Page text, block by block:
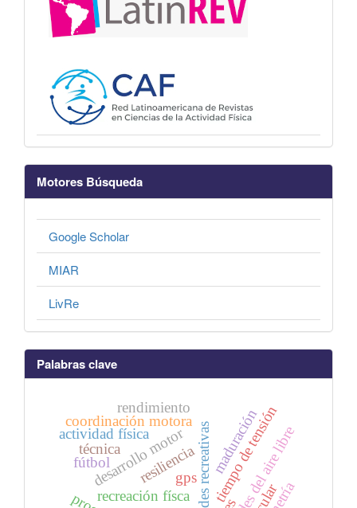
Motores Búsqueda
Google Scholar
MIAR
LivRe
Palabras clave
resiliencia
recreación físca
desarrollo motor
coordinación motora tiempo de tensión
gps
fútbol
actividad física maduración
rendimiento
técnica